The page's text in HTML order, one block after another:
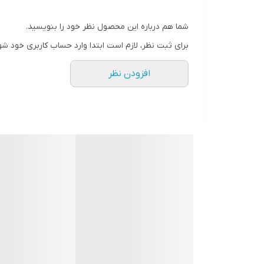
شما هم درباره این محصول نظر خود را بنویسید.
برای ثبت نظر، لازم است ابتدا وارد حساب کاربری خود
افزودن نظر